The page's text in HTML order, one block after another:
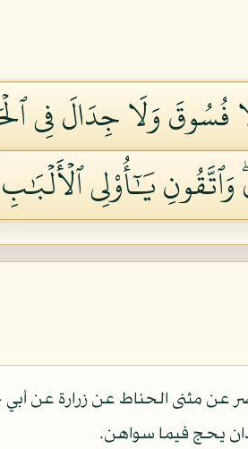
وَلَا جِدَالَ فِي
يَٰٓأُوْلِي ٱلۡأَلۡبَٰبِ ١٩٧
عن مثنى الحناط عن زرارة عن
يحج فيما سواهن.